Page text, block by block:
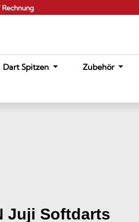
Dart Spitzen Zubehör
Juji Softdarts